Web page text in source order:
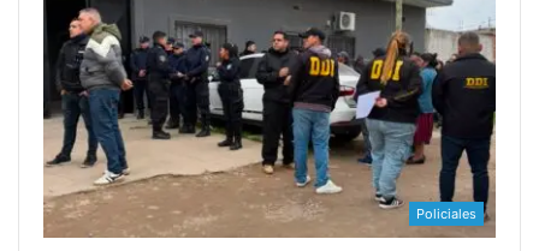
Policiales